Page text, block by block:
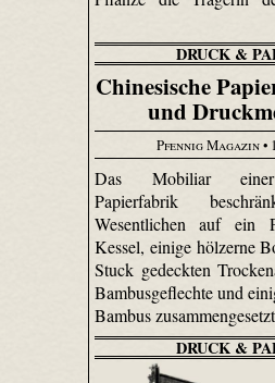
DRUCK &
Chinesische
und
Pfennig Magazin•
Das Mobiliar einer
Papierfabrik
Wesentlichen auf ein
Kessel, einige hölzerne
Stuck gedeckten
Bambus­geflechte und
Bambus
DRUCK &